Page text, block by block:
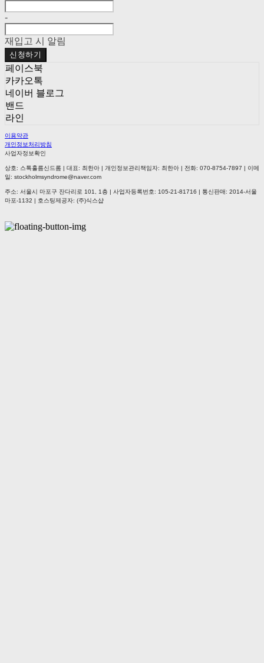
-
재입고 시 알림
신청하기
페이스북
카카오톡
네이버 블로그
밴드
라인
이용약관
개인정보처리방침
사업자정보확인
상호: 스톡홀름신드롬 | 대표: 최한아 | 개인정보관리책임자: 최한아 | 전화: 070-8754-7897 | 이메
일: stockholmsyndrome@naver.com
주소: 서울시 마포구 잔다리로 101, 1층 | 사업자등록번호: 105-21-81716 | 통신판매: 2014-서울
마포-1132 | 호스팅제공자: (주)식스샵